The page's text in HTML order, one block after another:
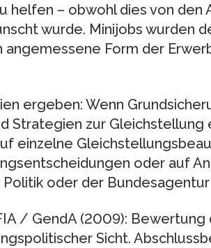
helfen – obwohl dies von den
wurde. Minijobs wurden
Form der
ergeben: Wenn
Strategien zur Gleichstellung
einzelne
oder auf
Politik oder der
/ GendA (2009): Bewertung
Sicht.